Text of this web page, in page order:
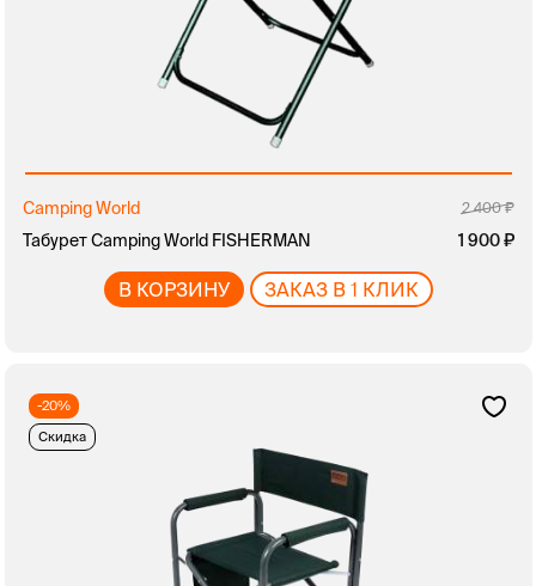
Camping World 2 400
Табурет Camping World FISHERMAN 1 900
В КОРЗИНУ ЗАКАЗ В 1 КЛИК
-20%
Скидка